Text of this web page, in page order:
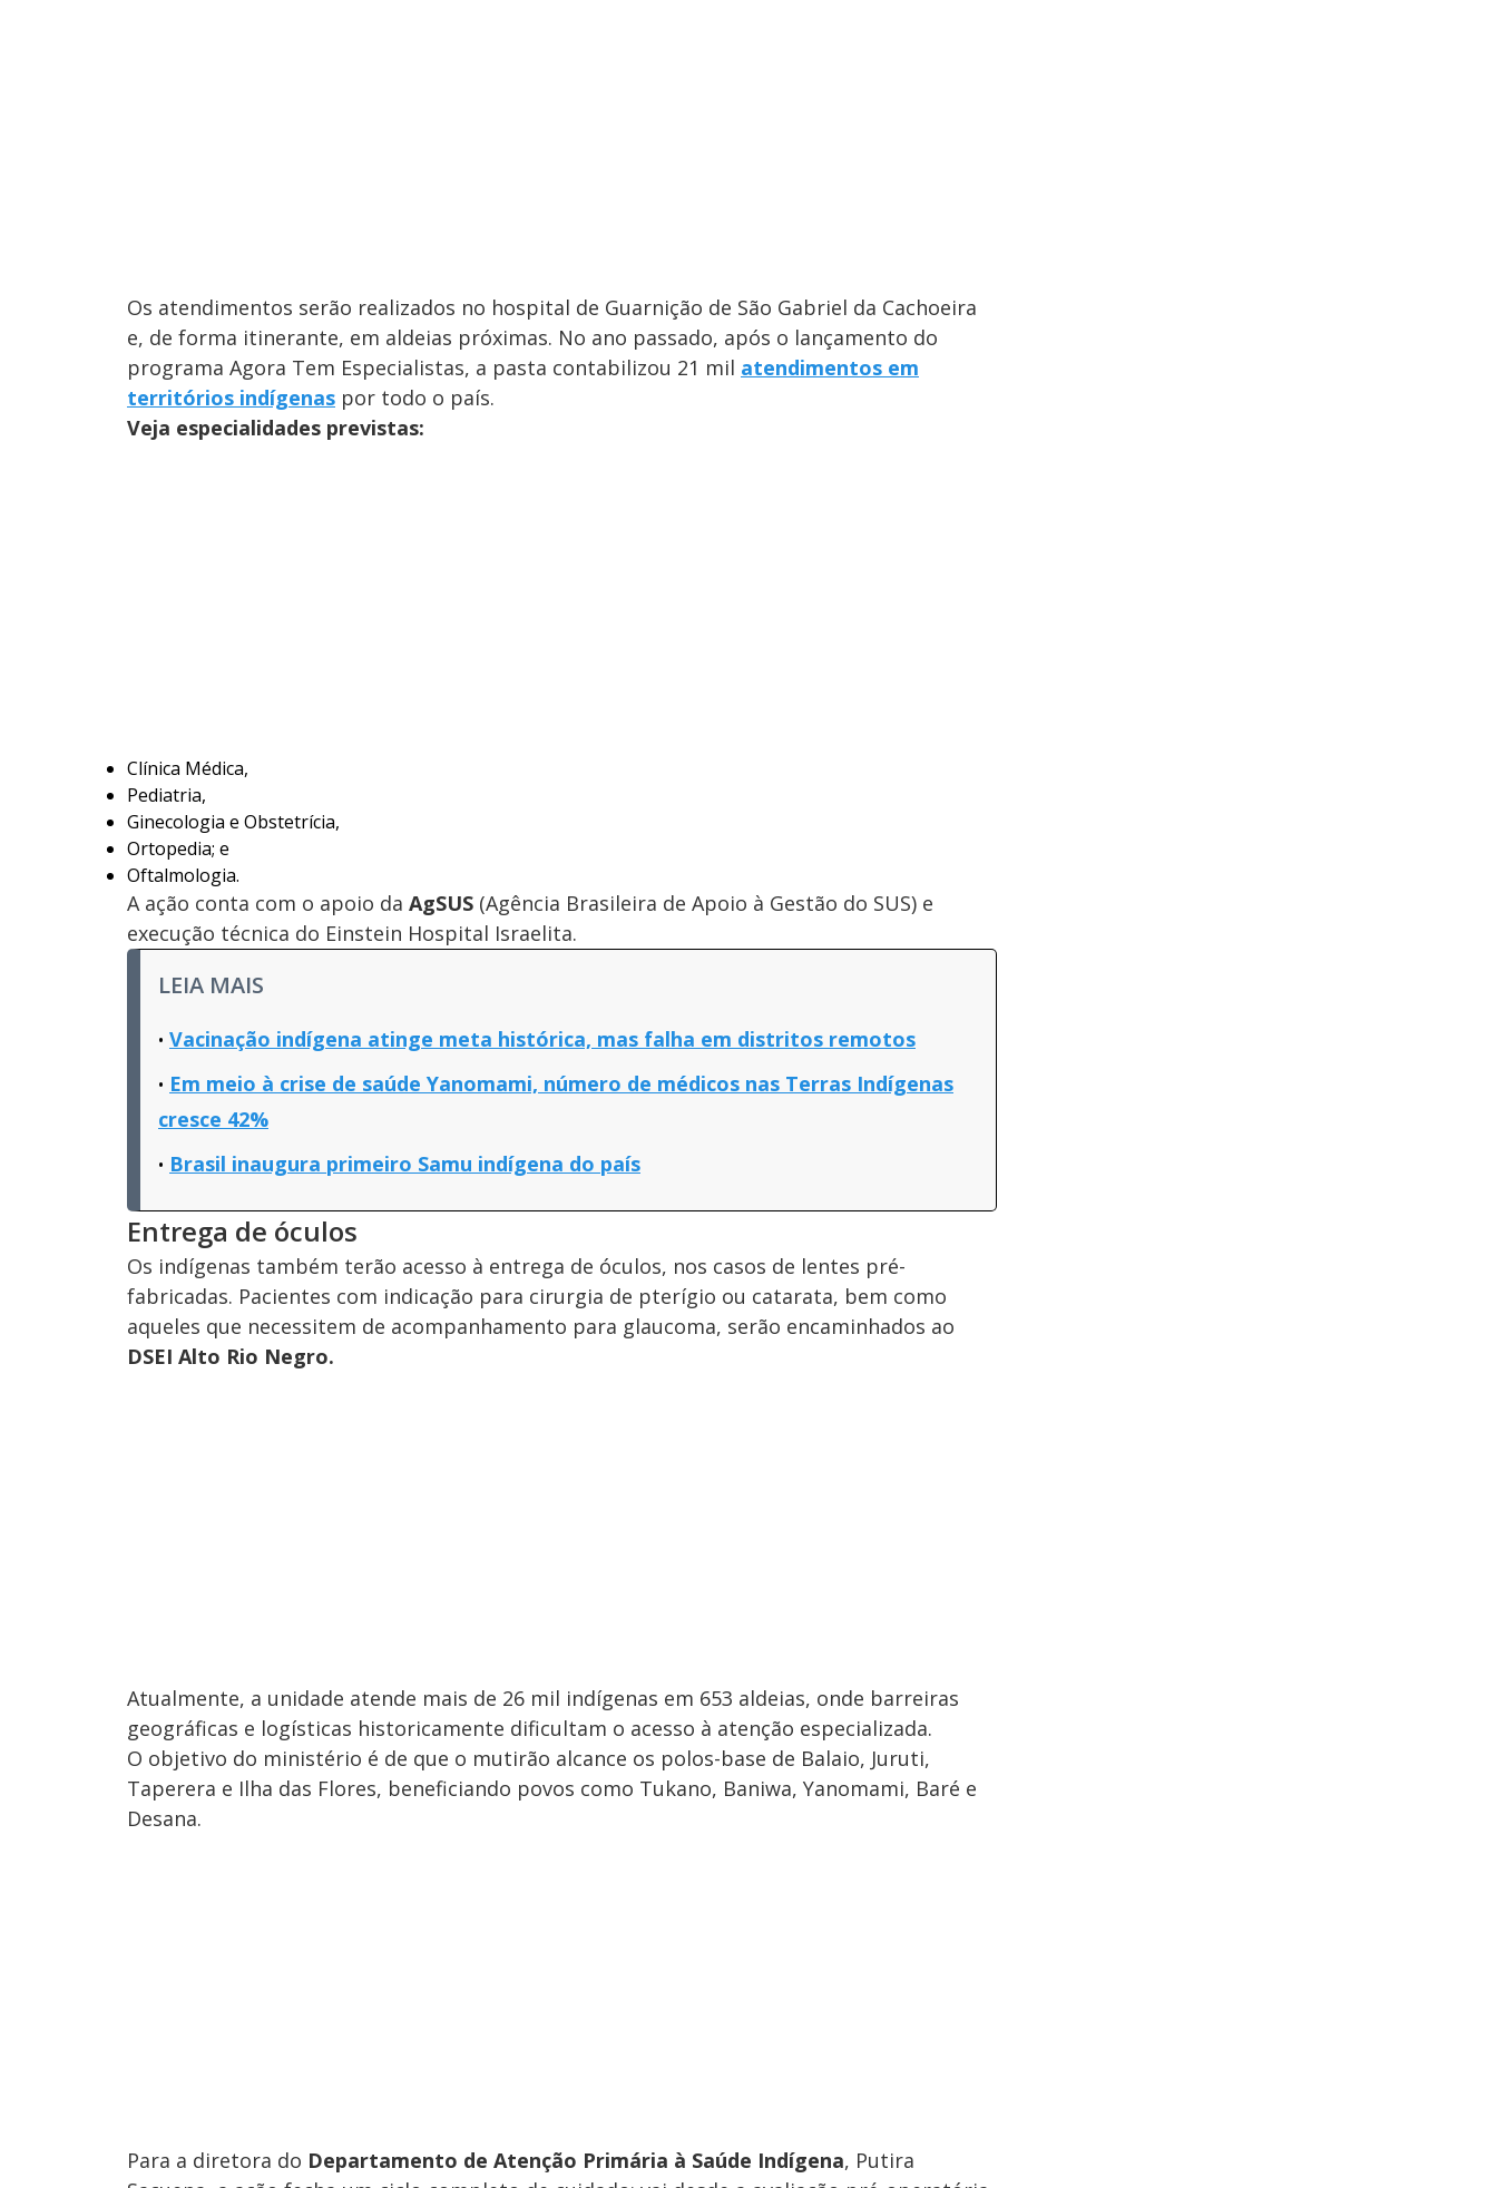
Os atendimentos serão realizados no hospital de Guarnição de São Gabriel da Cachoeira
e, de forma itinerante, em aldeias próximas. No ano passado, após o lançamento do
programa Agora Tem Especialistas, a pasta contabilizou 21 mil atendimentos em
territórios indígenas por todo o país.
Veja especialidades previstas:
Clínica Médica,
Pediatria,
Ginecologia e Obstetrícia,
Ortopedia; e
Oftalmologia.
A ação conta com o apoio da AgSUS (Agência Brasileira de Apoio à Gestão do SUS) e
execução técnica do Einstein Hospital Israelita.
LEIA MAIS
Vacinação indígena atinge meta histórica, mas falha em distritos remotos
Em meio à crise de saúde Yanomami, número de médicos nas Terras Indígenas
cresce 42%
Brasil inaugura primeiro Samu indígena do país
Entrega de óculos
Os indígenas também terão acesso à entrega de óculos, nos casos de lentes pré-
fabricadas. Pacientes com indicação para cirurgia de pterígio ou catarata, bem como
aqueles que necessitem de acompanhamento para glaucoma, serão encaminhados ao
DSEI Alto Rio Negro.
Atualmente, a unidade atende mais de 26 mil indígenas em 653 aldeias, onde barreiras
geográficas e logísticas historicamente dificultam o acesso à atenção especializada.
O objetivo do ministério é de que o mutirão alcance os polos-base de Balaio, Juruti,
Taperera e Ilha das Flores, beneficiando povos como Tukano, Baniwa, Yanomami, Baré e
Desana.
Para a diretora do Departamento de Atenção Primária à Saúde Indígena, Putira